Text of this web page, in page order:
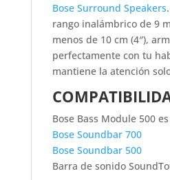
Bose Surround Speakers
rango inalámbrico de 9
menos de 10 cm (4″),
perfectamente con tu
mantiene la atención
Bose Bass Module 500
Bose Soundbar 700
Bose Soundbar 500
Barra de sonido